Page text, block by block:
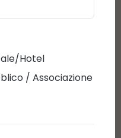
Hotel
/ Associazione
recensioni.
cliccando sul link
all'acquisto di